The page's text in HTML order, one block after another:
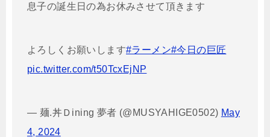
息子の誕生日の為お休みさせて頂きます
よろしくお願いします#ラーメン#今日の巨匠
pic.twitter.com/t50TcxEjNP
— 麺.丼Ｄining 夢者 (@MUSYAHIGE0502) May
4, 2024